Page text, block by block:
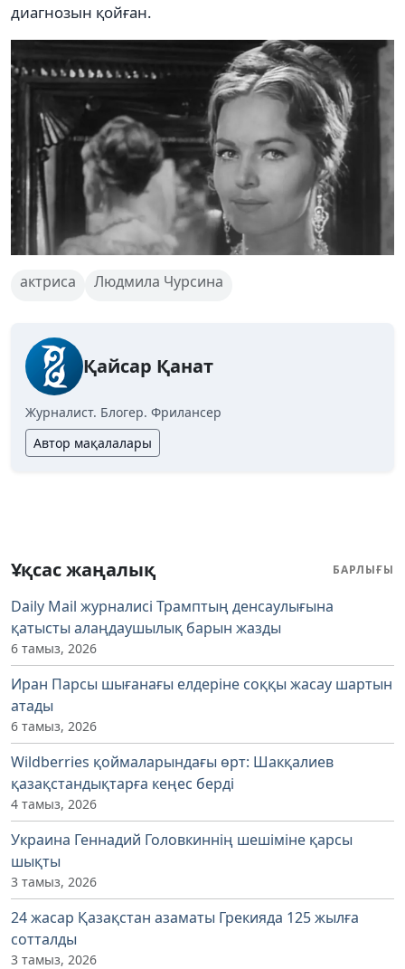
диагнозын қойған.
актриса Людмила Чурсина
Қайсар Қанат
Журналист. Блогер. Фрилансер
Автор мақалалары
Ұқсас жаңалық БАРЛЫҒЫ
Daily Mail журналисі Трамптың денсаулығына
қатысты алаңдаушылық барын жазды
6 тамыз, 2026
Иран Парсы шығанағы елдеріне соққы жасау шартын
атады
6 тамыз, 2026
Wildberries қоймаларындағы өрт: Шакқалиев
қазақстандықтарға кеңес берді
4 тамыз, 2026
Украина Геннадий Головкиннің шешіміне қарсы
шықты
3 тамыз, 2026
24 жасар Қазақстан азаматы Грекияда 125 жылға
сотталды
3 тамыз, 2026